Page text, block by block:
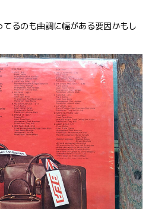
るのも曲調に幅がある要因かもし